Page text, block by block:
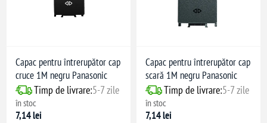
Capac pentru întrerupător cap
cruce 1M negru Panasonic
Timp de livrare:5-7 zile
în stoc
7,14 lei
Capac pentru întrerupător cap
scară 1M negru Panasonic
Timp de livrare:5-7 zile
în stoc
7,14 lei